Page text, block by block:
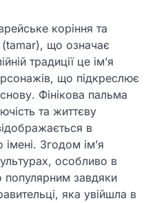
коріння та
традиції це ім’я
що підкреслює
Фінікова пальма
та життєву
в
Згодом ім’я
особливо в
популярним завдяки
яка увійшла в